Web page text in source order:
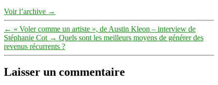
Voir l’archive →
← « Voler comme un artiste », de Austin Kleon – interview de
Stéphanie Cot → Quels sont les meilleurs moyens de générer des
revenus récurrents ?
Laisser un commentaire